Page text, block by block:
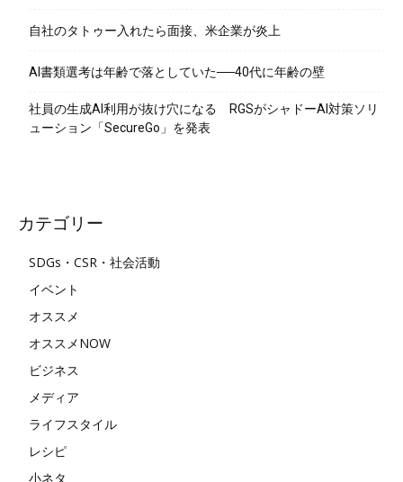
自社のタトゥー入れたら面接、米企業が炎上
AI書類選考は年齢で落としていた──40代に年齢の壁
社員の生成AI利用が抜け穴になる RGSがシャドーAI対策ソリ
ューション「SecureGo」を発表
カテゴリー
SDGs・CSR・社会活動
イベント
オススメ
オススメNOW
ビジネス
メディア
ライフスタイル
レシピ
小ネタ